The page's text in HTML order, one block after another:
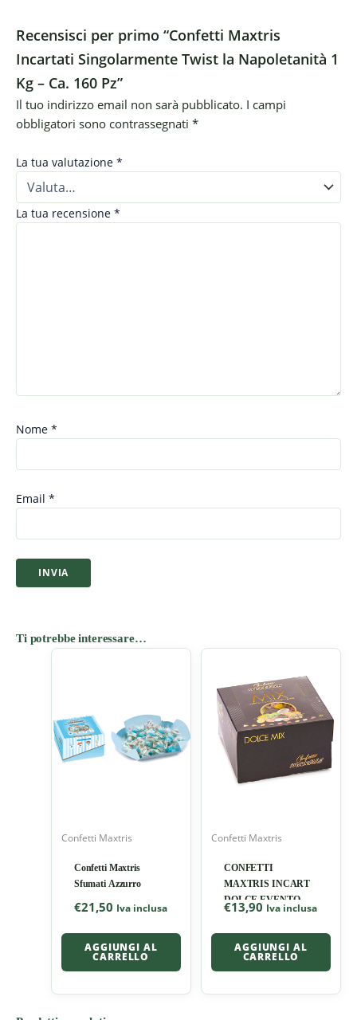
Recensisci per primo “Confetti Maxtris
Incartati Singolarmente Twist la Napoletanità 1
Kg – Ca. 160 Pz”
Il tuo indirizzo email non sarà pubblicato. I campi
obbligatori sono contrassegnati *
La tua valutazione *
La tua recensione *
Nome *
Email *
Ti potrebbe interessare…
Confetti Maxtris
Confetti Maxtris
Sfumati Azzurro
€21,50 Iva inclusa
AGGIUNGI AL
CARRELLO
Confetti Maxtris
CONFETTI
MAXTRIS INCART
DOLCE EVENTO
€13,90 Iva inclusa
AGGIUNGI AL
CARRELLO